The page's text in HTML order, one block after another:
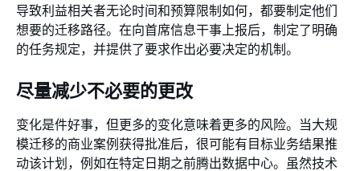
导致利益相关者无论时间和预算限制如何，都要制定他们
想要的迁移路径。在向首席信息干事上报后，制定了明确
的任务规定，并提供了要求作出必要决定的机制。
尽量减少不必要的更改
变化是件好事，但更多的变化意味着更多的风险。当大规
模迁移的商业案例获得批准后，很可能有目标业务结果推
动该计划，例如在特定日期之前腾出数据中心。虽然技术